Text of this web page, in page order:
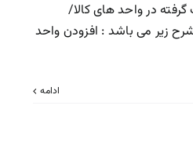
در واحد های کالا/
زیر می باشد : افزودن واحد
ادامه